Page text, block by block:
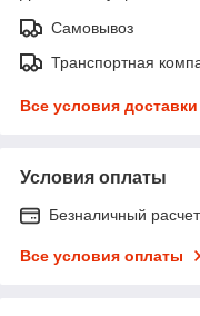
Самовывоз
Транспортная
Все условия доставки
Условия оплаты
Безналичный
Все условия оплаты